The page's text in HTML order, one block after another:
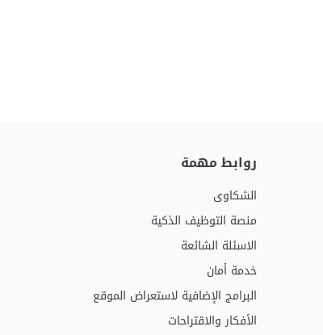
روابط مهمة
الشكاوى
منصة التوظيف الذكية
الاسئلة الشائعة
خدمة أمان
البرامج الإضافية لاستعراض الموقع
الأفكار والاقتراحات